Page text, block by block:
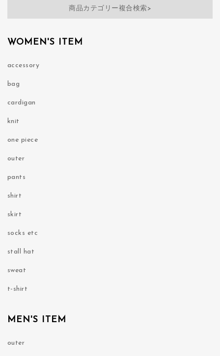
商品カテゴリー複合検索>
WOMEN'S ITEM
accessory
bag
cardigan
knit
one piece
outer
pants
shirt
skirt
socks etc
stall hat
sweat
t-shirt
MEN'S ITEM
outer